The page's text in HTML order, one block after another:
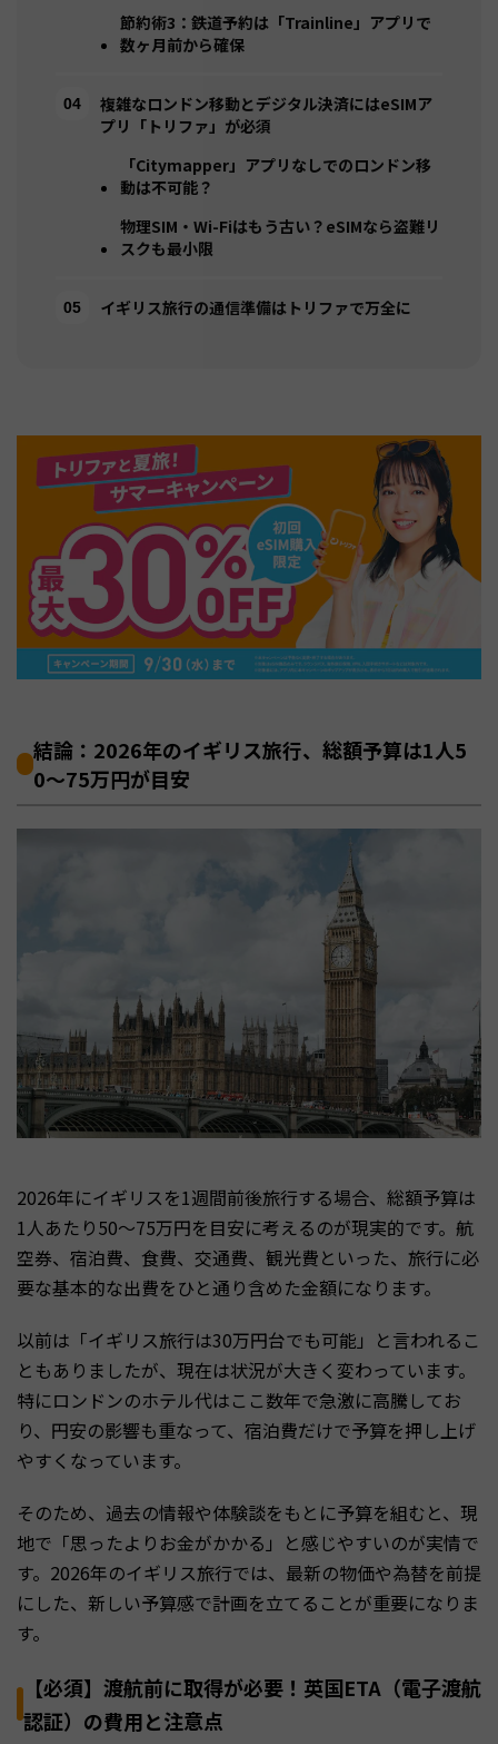
節約術3：鉄道予約は「Trainline」アプリで
数ヶ月前から確保
複雑なロンドン移動とデジタル決済にはeSIMア
プリ「トリファ」が必須
「Citymapper」アプリなしでのロンドン移
動は不可能？
物理SIM・Wi-Fiはもう古い？eSIMなら盗難リ
スクも最小限
イギリス旅行の通信準備はトリファで万全に
結論：2026年のイギリス旅行、総額予算は1人5
0〜75万円が目安
2026年にイギリスを1週間前後旅行する場合、総額予算は
1人あたり50〜75万円を目安に考えるのが現実的です。航
空券、宿泊費、食費、交通費、観光費といった、旅行に必
要な基本的な出費をひと通り含めた金額になります。
以前は「イギリス旅行は30万円台でも可能」と言われるこ
ともありましたが、現在は状況が大きく変わっています。
特にロンドンのホテル代はここ数年で急激に高騰してお
り、円安の影響も重なって、宿泊費だけで予算を押し上げ
やすくなっています。
そのため、過去の情報や体験談をもとに予算を組むと、現
地で「思ったよりお金がかかる」と感じやすいのが実情で
す。2026年のイギリス旅行では、最新の物価や為替を前提
にした、新しい予算感で計画を立てることが重要になりま
す。
【必須】渡航前に取得が必要！英国ETA（電子渡航
認証）の費用と注意点